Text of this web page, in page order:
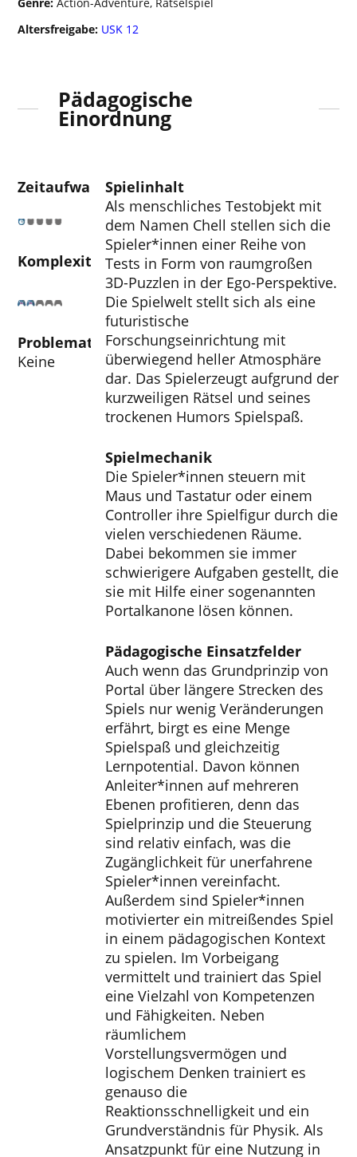
Altersfreigabe: USK 12
Pädagogische
Einordnung
Zeitaufwand
Komplexität
Problematische Aspekte
Keine
Spielinhalt
Als menschliches Testobjekt mit
dem Namen Chell stellen sich die
Spieler*innen einer Reihe von
Tests in Form von raumgroßen
3D-Puzzlen in der Ego-Perspektive.
Die Spielwelt stellt sich als eine
futuristische
Forschungseinrichtung mit
überwiegend heller Atmosphäre
dar. Das Spielerzeugt aufgrund der
kurzweiligen Rätsel und seines
trockenen Humors Spielspaß.
Spielmechanik
Die Spieler*innen steuern mit
Maus und Tastatur oder einem
Controller ihre Spielfigur durch die
vielen verschiedenen Räume.
Dabei bekommen sie immer
schwierigere Aufgaben gestellt, die
sie mit Hilfe einer sogenannten
Portalkanone lösen können.
Pädagogische Einsatzfelder
Auch wenn das Grundprinzip von
Portal über längere Strecken des
Spiels nur wenig Veränderungen
erfährt, birgt es eine Menge
Spielspaß und gleichzeitig
Lernpotential. Davon können
Anleiter*innen auf mehreren
Ebenen profitieren, denn das
Spielprinzip und die Steuerung
sind relativ einfach, was die
Zugänglichkeit für unerfahrene
Spieler*innen vereinfacht.
Außerdem sind Spieler*innen
motivierter ein mitreißendes Spiel
in einem pädagogischen Kontext
zu spielen. Im Vorbeigang
vermittelt und trainiert das Spiel
eine Vielzahl von Kompetenzen
und Fähigkeiten. Neben
räumlichem
Vorstellungsvermögen und
logischem Denken trainiert es
genauso die
Reaktionsschnelligkeit und ein
Grundverständnis für Physik. Als
Ansatzpunkt für eine Nutzung in